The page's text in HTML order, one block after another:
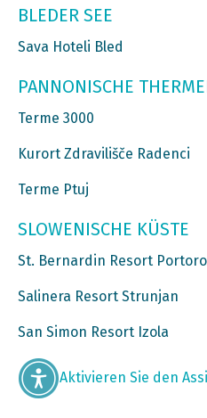
BLEDER SEE
Sava Hoteli Bled
PANNONISCHE
Terme 3000
Kurort Zdravilišče Radenci
Terme Ptuj
SLOWENISCHE KÜSTE
St. Bernardin Resort
Salinera Resort Strunjan
San Simon Resort Izola
Aktivieren Sie den